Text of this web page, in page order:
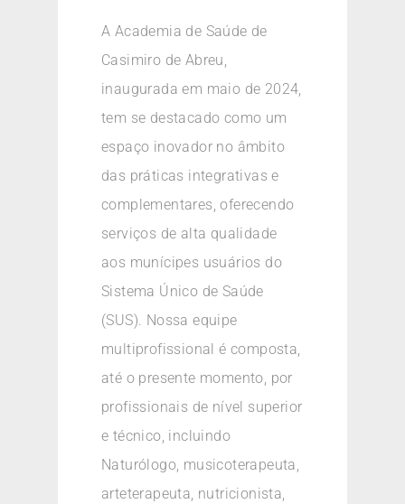
A Academia de Saúde de
Casimiro de Abreu,
inaugurada em maio de 2024,
tem se destacado como um
espaço inovador no âmbito
das práticas integrativas e
complementares, oferecendo
serviços de alta qualidade
aos munícipes usuários do
Sistema Único de Saúde
(SUS). Nossa equipe
multiprofissional é composta,
até o presente momento, por
profissionais de nível superior
e técnico, incluindo
Naturólogo, musicoterapeuta,
arteterapeuta, nutricionista,